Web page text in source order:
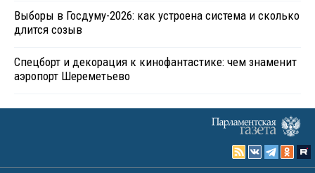
Выборы в Госдуму-2026: как устроена система и сколько
длится созыв
Спецборт и декорация к кинофантастике: чем знаменит
аэропорт Шереметьево